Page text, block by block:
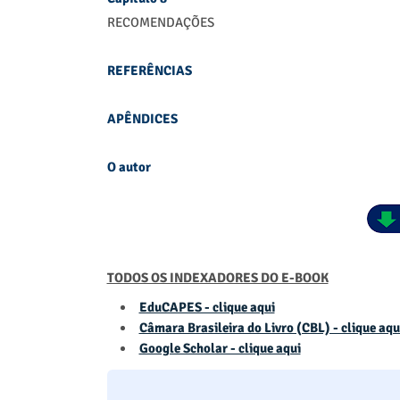
RECOMENDAÇÕES
REFERÊNCIAS
APÊNDICES
O autor
TODOS OS INDEXADORES DO E-BOOK
EduCAPES - clique aqui
Câmara Brasileira do Livro (CBL) - clique
Google Scholar - clique aqui